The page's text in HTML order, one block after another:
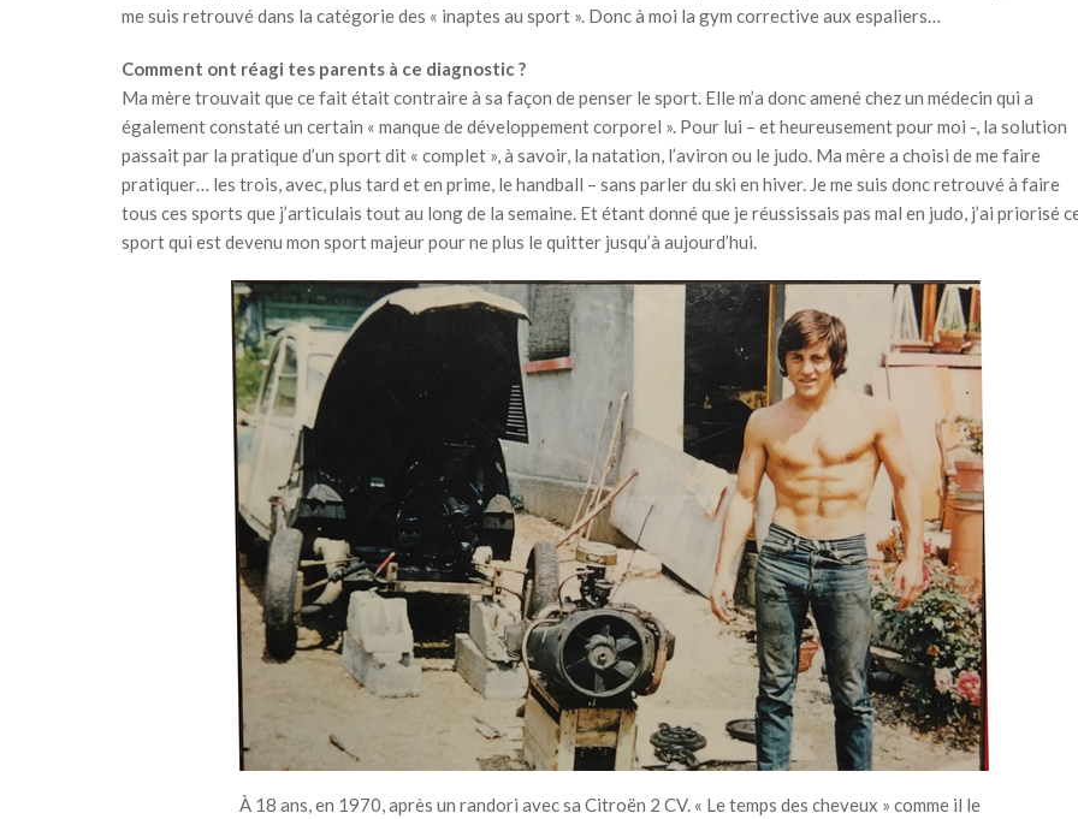
me suis retrouvé dans la catégorie des « inaptes au sport ». Donc à moi la gym corrective aux espaliers…
Comment ont réagi tes parents à ce diagnostic ?
Ma mère trouvait que ce fait était contraire à sa façon de penser le sport. Elle m’a donc amené chez un médecin qui a
également constaté un certain « manque de développement corporel ». Pour lui – et heureusement pour moi -, la solution
passait par la pratique d’un sport dit « complet », à savoir, la natation, l’aviron ou le judo. Ma mère a choisi de me faire
pratiquer… les trois, avec, plus tard et en prime, le handball – sans parler du ski en hiver. Je me suis donc retrouvé à faire
tous ces sports que j’articulais tout au long de la semaine. Et étant donné que je réussissais pas mal en judo, j’ai priorisé
sport qui est devenu mon sport majeur pour ne plus le quitter jusqu’à aujourd’hui.
À 18 ans, en 1970, après un randori avec sa Citroën 2 CV. « Le temps des cheveux » comme il le